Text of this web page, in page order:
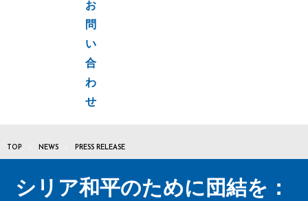
お
問
い
合
わ
せ
TOP NEWS PRESS RELEASE
シリア和平のために団結を：